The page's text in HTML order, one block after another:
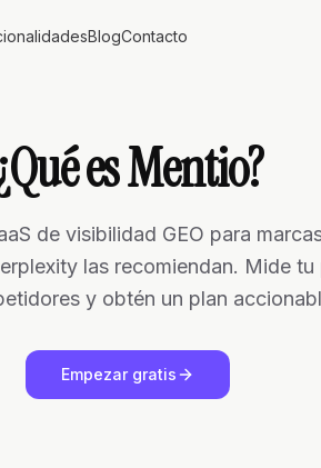
BlogContacto
es Mentio?
de visibilidad GEO para
las recomiendan. Mide
y obtén un plan
Empezar gratis